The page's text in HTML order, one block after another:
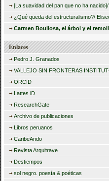
[La suavidad del pan que no ha
¿Qué queda del estructuralismo?/
Carmen Boullosa, el árbol y el
Enlaces
Pedro J. Granados
VALLEJO SIN FRONTERAS
ORCID
Lattes iD
ResearchGate
Archivo de publicaciones
Libros peruanos
CaribeAndo
Revista Arquitrave
Destiempos
sol negro. poesía & poéticas